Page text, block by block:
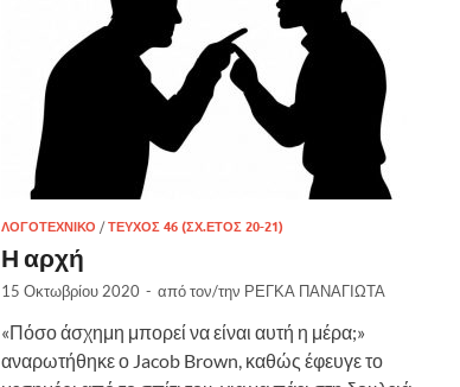
ΛΟΓΟΤΕΧΝΙΚΌ /ΤΕΎΧΟΣ 46 (ΣΧ.ΕΤΟΣ 20-21)
Η αρχή
15 Οκτωβρίου 2020 - από τον/την ΡΕΓΚΑ ΠΑΝΑΓΙΩΤΑ
«Πόσο άσχημη μπορεί να είναι αυτή η μέρα;»
αναρωτήθηκε ο Jacob Brown, καθώς έφευγε το